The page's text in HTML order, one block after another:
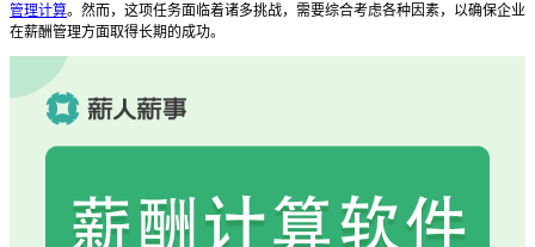
管理计算。然而，这项任务面临着诸多挑战，需要综合考虑各种因素，以确保企业
在薪酬管理方面取得长期的成功。